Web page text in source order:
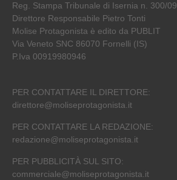
Reg. Stampa Tribunale di Isernia n. 300/09
Direttore Responsabile Pietro Tonti
Molise Protagonista è edito da PUBLIT
Via Veneto SNC 86070 Fornelli (IS)
P.Iva 00919980946
PER CONTATTARE IL DIRETTORE:
direttore@moliseprotagonista.it
PER CONTATTARE LA REDAZIONE:
redazione@moliseprotagonista.it
PER PUBBLICITÀ SUL SITO:
commerciale@moliseprotagonista.it